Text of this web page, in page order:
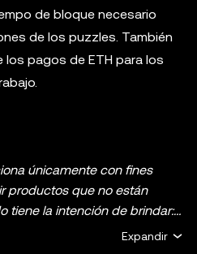
de bloque necesario
de los puzzles. También
pagos de ETH para los
únicamente con fines
productos que no están
tiene la intención de brindar:
de inversión, (ii)
Expandir